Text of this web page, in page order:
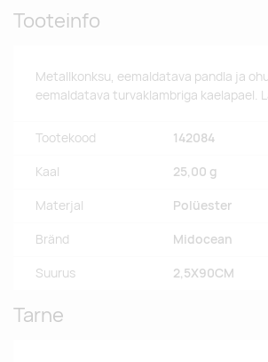
Tooteinfo
Metallkonksu, eemaldatava pandla ja
eemaldatava turvaklambriga kaelapael.
Tootekood 142084
Kaal 25,00 g
Materjal Polüester
Bränd Midocean
Suurus 2,5X90CM
Tarne